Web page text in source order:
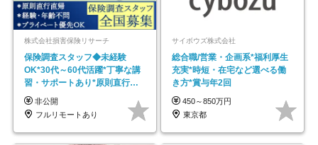
株式会社損害保険リサーチ
保険調査スタッフ◆未経験
OK*30代～60代活躍*丁寧な講
習・サポートあり*原則直行直
帰／全国募集・業務委託
非公開
フルリモートあり
サイボウズ株式会社
総合職/営業・企画系*福利厚生
充実*時短・在宅など選べる働
き方*賞与年2回
450～850万円
東京都